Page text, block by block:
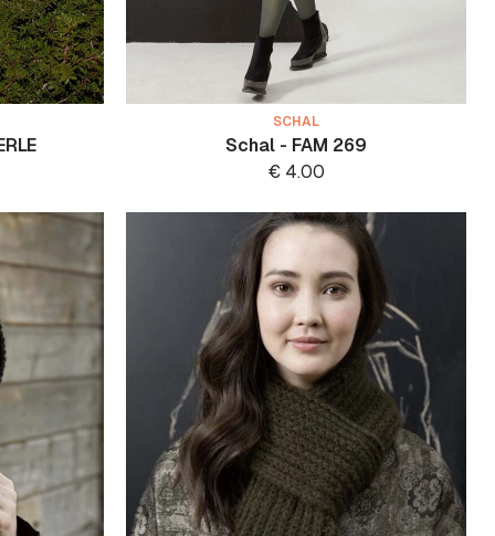
SCHAL
Schal - FAM 269
€ 4.00